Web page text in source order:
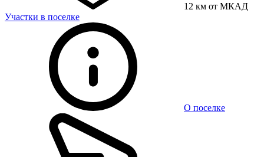
12 км от МКАД
Участки в поселке
О поселке